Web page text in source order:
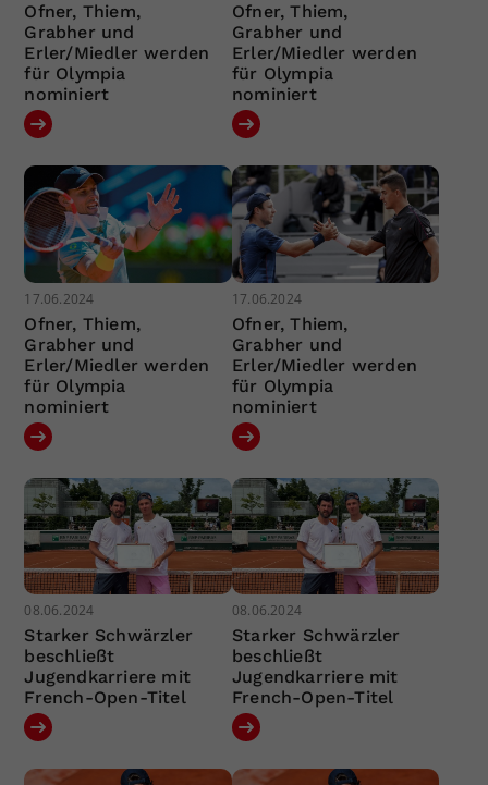
Ofner, Thiem,
Grabher und
Erler/Miedler werden
für Olympia
nominiert
Ofner, Thiem,
Grabher und
Erler/Miedler werden
für Olympia
nominiert
17.06.2024
Ofner, Thiem,
Grabher und
Erler/Miedler werden
für Olympia
nominiert
17.06.2024
Ofner, Thiem,
Grabher und
Erler/Miedler werden
für Olympia
nominiert
08.06.2024
Starker Schwärzler
beschließt
Jugendkarriere mit
French-Open-Titel
08.06.2024
Starker Schwärzler
beschließt
Jugendkarriere mit
French-Open-Titel